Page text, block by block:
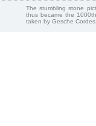
The stumbling stone
thus became the
taken by Gesche